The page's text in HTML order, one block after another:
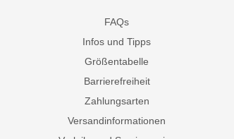
FAQs
Infos und Tipps
Größentabelle
Barrierefreiheit
Zahlungsarten
Versandinformationen